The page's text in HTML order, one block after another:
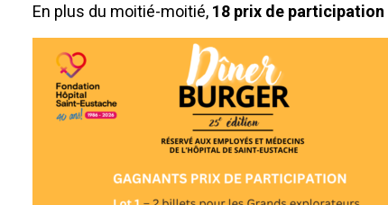
En plus du moitié-moitié, 18 prix de participation